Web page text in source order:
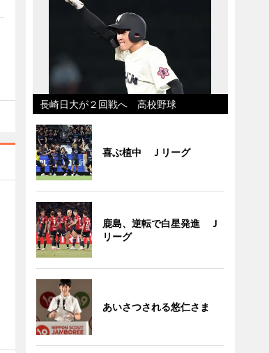
長崎日大が２回戦へ 高校野球
喜ぶ植中 Ｊリーグ
鹿島、逆転で白星発進 Ｊ
リーグ
あいさつされる悠仁さま